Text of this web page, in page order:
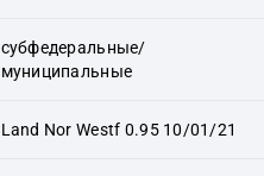
субфедеральные/
муниципальные
Land Nor Westf 0.95 10/01/21